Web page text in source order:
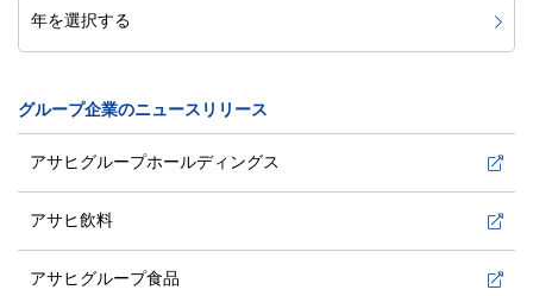
グループ企業のニュースリリース
アサヒグループホールディングス
アサヒ飲料
アサヒグループ食品